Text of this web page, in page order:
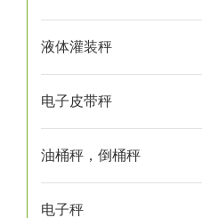
液体灌装秤
电子皮带秤
油桶秤，倒桶秤
电子秤